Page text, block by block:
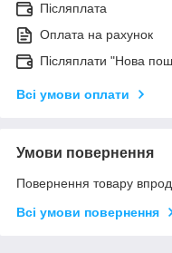
Післяплата
Оплата на рахунок
Післяплати "Нова
Всі умови оплати
Умови повернення
Повернення товару
Всі умови повернення